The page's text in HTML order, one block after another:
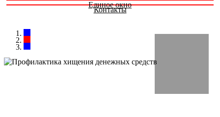
Единое окно
Контакты